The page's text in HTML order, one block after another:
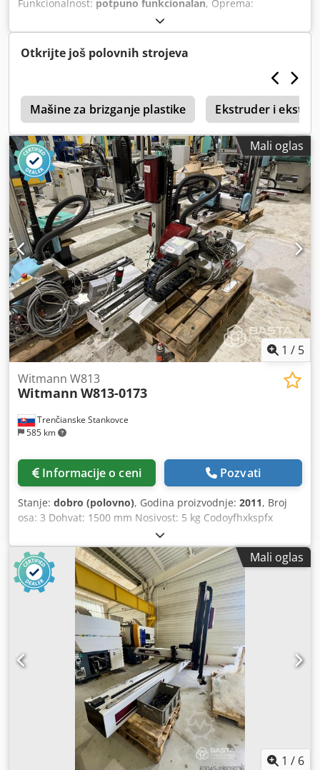
Funkcionalnost: potpuno funkcionalan, Oprema:
, Broj osovina: 3 Cedox Edm
Nspfx Amverf Dohvat: 1000 mm Nosivost: 3 kg
Otkrijte još polovnih strojeva
Mašine za brizganje plastike Ekstruder i
Mali oglas
1 / 5
Trenčianske Stankovce
585 km
Witmann W813
Witmann W813-0173
Informacije o ceni Pozvati
Stanje: dobro (polovno), Godina proizvodnje: 2011, Broj
osa: 3 Dohvat: 1500 mm Nosivost: 5 kg Codoyfhxkspfx
Amvorf X = 390 mm Y = 1000 mm Z = 1500 mm
Mali oglas
1 / 6